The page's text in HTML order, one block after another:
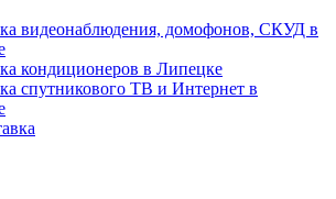
видеонаблюдения, домофонов, СКУД в
кондиционеров в Липецке
спутникового ТВ и Интернет в